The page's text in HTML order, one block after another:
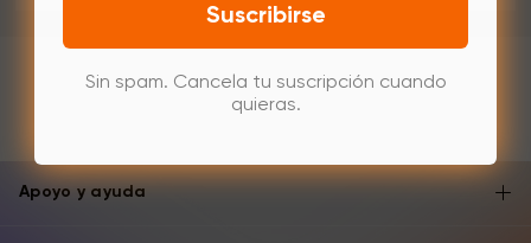
Apoyo y ayuda
Suscribirse
Sin spam. Cancela tu suscripción cuando
quieras.